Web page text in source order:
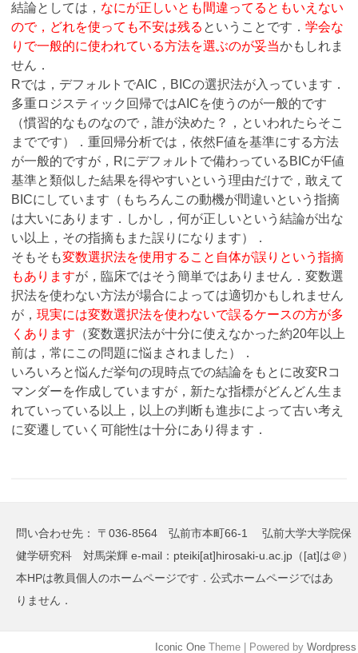
結論としては， なにが正しいとも間違ってるともいえない
ので，どれを使っても不安は残る ということです． 学会な
りで一般的に使われている方法を選ぶのが妥当かもしれま
せん．
Rでは，デフォルトでAIC，BICの選択法が入っています．
多重ロジスティック回帰ではAICを使うのが一般的です
（慣習的なものなので，誰が決めた？，といわれたらそこ
までです）．重回帰分析では，依然F値を基準にする方法
が一般的ですが，Rにデフォルトで備わっているBICがF値
基準と類似した結果を得やすいという理由だけで，敢えて
BICにしています（もちろんこの動機が間違いという指摘
は大いにあります．しかし，何が正しいという結論が出な
い以上，その指摘もまた誤りになります）．
そもそも変数選択法を使用すること自体が誤りという指摘
もありますが，臨床ではそう簡単ではありません．変数選
択法を使わない方法が場合によっては適切かもしれません
が， 現実には変数選択法を使わないで誤るケースの方が多
くあります （変数選択法が十分に使えなかった約20年以上
前は，常にこの問題に悩まされました）．
いろいろと悩んだ挙句の現時点での結論をもとに改変Rコ
マンダーを作成していますが，新たな指標がどんどん生ま
れていっている以上，以上の判断も進歩によって古い考え
に変遷していく可能性は十分にあり得ます．
問い合わせ先： 〒036-8564 弘前市本町66-1 弘前大学大学院保
健学研究科 対馬栄輝 e-mail：pteiki[at]hirosaki-u.ac.jp（[at]は＠）
本HPは教員個人のホームページです．公式ホームページではあ
りません．
Iconic One Theme | Powered by Wordpress